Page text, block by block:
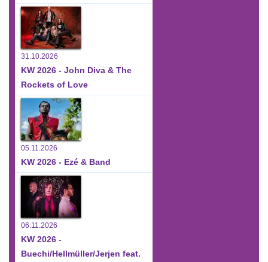
31.10.2026
KW 2026 - John Diva & The
Rockets of Love
05.11.2026
KW 2026 - Ezé & Band
06.11.2026
KW 2026 -
Buechi/Hellmüller/Jerjen feat.